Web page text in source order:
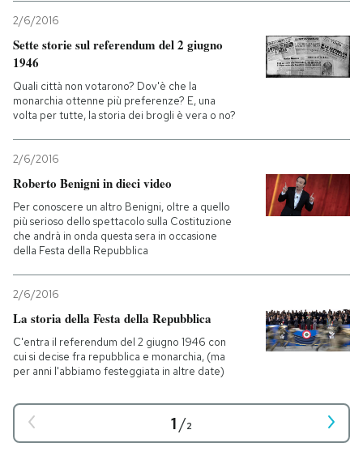
2/6/2016
Sette storie sul referendum del 2 giugno
1946
Quali città non votarono? Dov'è che la
monarchia ottenne più preferenze? E, una
volta per tutte, la storia dei brogli è vera o no?
2/6/2016
Roberto Benigni in dieci video
Per conoscere un altro Benigni, oltre a quello
più serioso dello spettacolo sulla Costituzione
che andrà in onda questa sera in occasione
della Festa della Repubblica
2/6/2016
La storia della Festa della Repubblica
C'entra il referendum del 2 giugno 1946 con
cui si decise fra repubblica e monarchia, (ma
per anni l'abbiamo festeggiata in altre date)
1/2